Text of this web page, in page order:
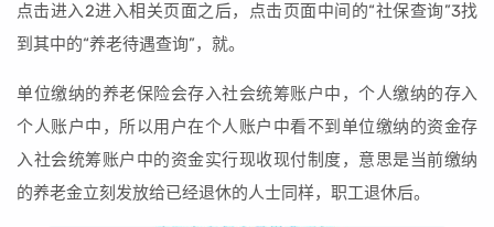
点击进入2进入相关页面之后，点击页面中间的“社保查询”3找
到其中的“养老待遇查询”，就。
单位缴纳的养老保险会存入社会统筹账户中，个人缴纳的存入
个人账户中，所以用户在个人账户中看不到单位缴纳的资金存
入社会统筹账户中的资金实行现收现付制度，意思是当前缴纳
的养老金立刻发放给已经退休的人士同样，职工退休后。